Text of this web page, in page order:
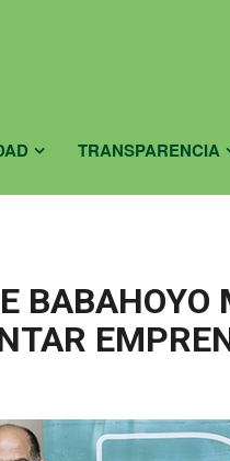
TRANSPARENCIA
BABAHOYO